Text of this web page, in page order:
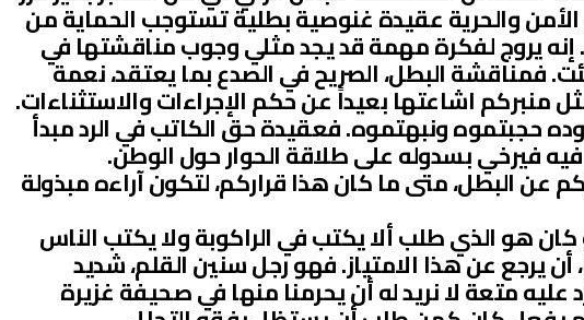
والحرية عقيدة غنوصية بطلية تستوجب الحماية من
إنه يروج لفكرة مهمة قد يجد مثلي وجوب مناقشتها في
البطل، الصريح في الصدع بما يعتقد، نعمة
منبركم اشاعتها بعيداً عن حكم الإجراءات والاستثناءات.
حجبتموه ونبهتموه. فعقيدة حق الكاتب في الرد مبدأ
فيه فيرخي بسدوله على طلاقة الحوار حول الوطن.
عن البطل، متى ما كان هذا قراركم، لتكون آراءه مبذولة
هو الذي طلب ألا يكتب في الراكوبة ولا يكتب الناس
يرجع عن هذا الامتياز. فهو رجل سنين القلم، شديد
عليه متعة لا نريد له أن يحرمنا منها في صحيفة غزيرة